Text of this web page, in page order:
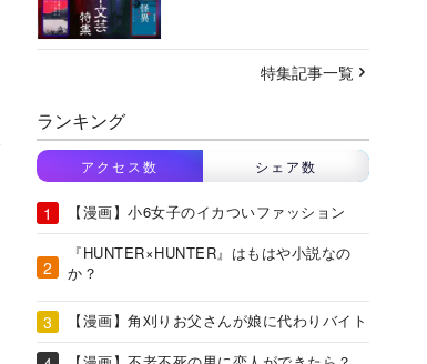
特集記事一覧
ランキング
アクセス数 シェア数
【漫画】小6女子のイカついファッション
『HUNTER×HUNTER』はもはや小説なの
か？
【漫画】角刈りお父さんが娘に代わりバイト